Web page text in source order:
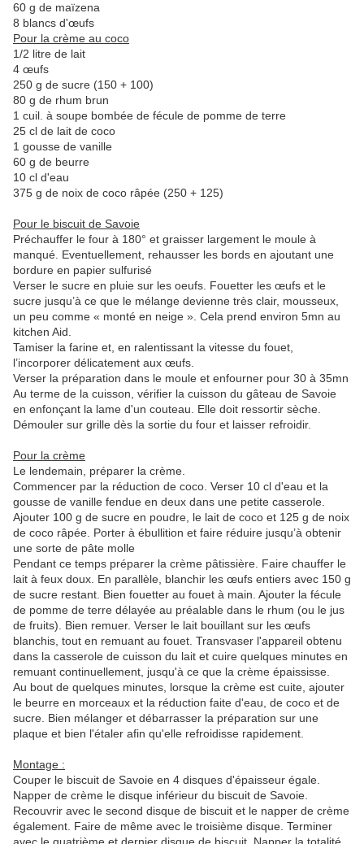
60 g de maïzena
8 blancs d'œufs
Pour la crème au coco
1/2 litre de lait
4 œufs
250 g de sucre (150 + 100)
80 g de rhum brun
1 cuil. à soupe bombée de fécule de pomme de terre
25 cl de lait de coco
1 gousse de vanille
60 g de beurre
10 cl d'eau
375 g de noix de coco râpée (250 + 125)
Pour le biscuit de Savoie
Préchauffer le four à 180° et graisser largement le moule à
manqué. Eventuellement, rehausser les bords en ajoutant une
bordure en papier sulfurisé
Verser le sucre en pluie sur les oeufs. Fouetter les œufs et le
sucre jusqu’à ce que le mélange devienne très clair, mousseux,
un peu comme « monté en neige ». Cela prend environ 5mn au
kitchen Aid.
Tamiser la farine et, en ralentissant la vitesse du fouet,
l’incorporer délicatement aux œufs.
Verser la préparation dans le moule et enfourner pour 30 à 35mn
Au terme de la cuisson, vérifier la cuisson du gâteau de Savoie
en enfonçant la lame d'un couteau. Elle doit ressortir sèche.
Démouler sur grille dès la sortie du four et laisser refroidir.
Pour la crème
Le lendemain, préparer la crème.
Commencer par la réduction de coco. Verser 10 cl d'eau et la
gousse de vanille fendue en deux dans une petite casserole.
Ajouter 100 g de sucre en poudre, le lait de coco et 125 g de noix
de coco râpée. Porter à ébullition et faire réduire jusqu’à obtenir
une sorte de pâte molle
Pendant ce temps préparer la crème pâtissière. Faire chauffer le
lait à feux doux. En parallèle, blanchir les œufs entiers avec 150 g
de sucre restant. Bien fouetter au fouet à main. Ajouter la fécule
de pomme de terre délayée au préalable dans le rhum (ou le jus
de fruits). Bien remuer. Verser le lait bouillant sur les œufs
blanchis, tout en remuant au fouet. Transvaser l'appareil obtenu
dans la casserole de cuisson du lait et cuire quelques minutes en
remuant continuellement, jusqu'à ce que la crème épaississe.
Au bout de quelques minutes, lorsque la crème est cuite, ajouter
le beurre en morceaux et la réduction faite d'eau, de coco et de
sucre. Bien mélanger et débarrasser la préparation sur une
plaque et bien l'étaler afin qu'elle refroidisse rapidement.
Montage :
Couper le biscuit de Savoie en 4 disques d'épaisseur égale.
Napper de crème le disque inférieur du biscuit de Savoie.
Recouvrir avec le second disque de biscuit et le napper de crème
également. Faire de même avec le troisième disque. Terminer